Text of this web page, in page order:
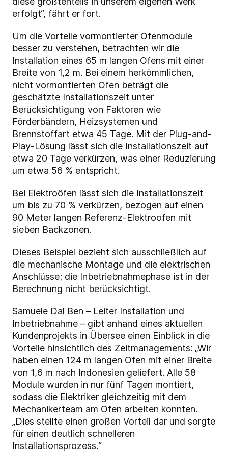
erfolgt“, fährt er fort.
Um die Vorteile vormontierter Ofenmodule
besser zu verstehen, betrachten wir die
Installation eines 65 m langen Ofens mit einer
Breite von 1,2 m. Bei einem herkömmlichen,
nicht vormontierten Ofen beträgt die
geschätzte Installationszeit unter
Berücksichtigung von Faktoren wie
Förderbändern, Heizsystemen und
Brennstoffart etwa 45 Tage. Mit der Plug-and-
Play-Lösung lässt sich die Installationszeit auf
etwa 20 Tage verkürzen, was einer Reduzierung
um etwa 56 % entspricht.
Bei Elektroöfen lässt sich die Installationszeit
um bis zu 70 % verkürzen, bezogen auf einen
90 Meter langen Referenz-Elektroofen mit
sieben Backzonen.
Dieses Beispiel bezieht sich ausschließlich auf
die mechanische Montage und die elektrischen
Anschlüsse; die Inbetriebnahmephase ist in der
Berechnung nicht berücksichtigt.
Samuele Dal Ben – Leiter Installation und
Inbetriebnahme – gibt anhand eines aktuellen
Kundenprojekts in Übersee einen Einblick in die
Vorteile hinsichtlich des Zeitmanagements: „Wir
haben einen 124 m langen Ofen mit einer Breite
von 1,6 m nach Indonesien geliefert. Alle 58
Module wurden in nur fünf Tagen montiert,
sodass die Elektriker gleichzeitig mit dem
Mechanikerteam am Ofen arbeiten konnten.
„Dies stellte einen großen Vorteil dar und sorgte
für einen deutlich schnelleren
Installationsprozess.“